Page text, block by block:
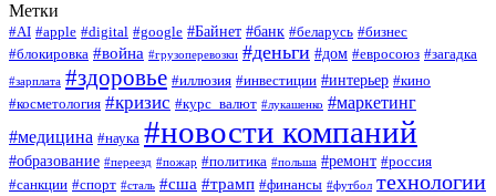
Метки
#AI #apple #digital #google #Байнет #банк #беларусь #бизнес
#блокировка #война #грузоперевозки #деньги #дом #евросоюз #загадка
#зарплата #здоровье #иллюзия #инвестиции #интерьер #кино
#косметология #кризис #курс_валют #лукашенко #маркетинг
#медицина #наука #новости компаний
#образование #переезд #пожар #политика #польша #ремонт #россия
#санкции #спорт #сталь #сша #трамп #финансы #футбол технологии